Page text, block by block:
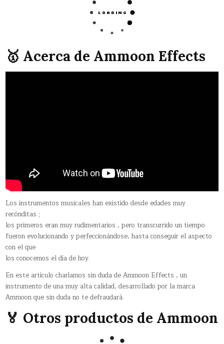
🥇 Acerca de Ammoon Effects
Los instrumentos musicales han existido desde edades muy
recónditas ;
los primeros eran muy rudimentarios , pero transcurrido un tiempo
fueron evolucionando y perfeccionándose, hasta conseguir el aspecto
con el que
los conocemos el día de hoy.
En este artículo charlamos sin duda de Ammoon Effects , un
instrumento de una muy alta calidad, desarrollado por la marca
Ammoon que sin duda no te defraudará.
🏅 Otros productos de Ammoon